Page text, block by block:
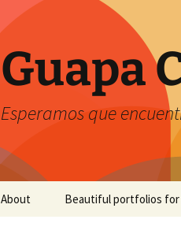
Guapa
Esperamos que
About Beautiful portfolios